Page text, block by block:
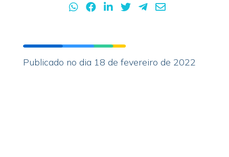
Publicado no dia 18 de fevereiro de 2022